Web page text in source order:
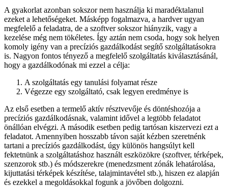
A gyakorlat azonban sokszor nem használja ki maradéktalanul
ezeket a lehetőségeket. Másképp fogalmazva, a hardver ugyan
megfelelő a feladatra, de a szoftver sokszor hiányzik, vagy a
kezelése még nem tökéletes. Így aztán nem csoda, hogy sok helyen
komoly igény van a precíziós gazdálkodást segítő szolgáltatásokra
is. Nagyon fontos tényező a megfelelő szolgáltatás kiválasztásánál,
hogy a gazdálkodónak mi ezzel a célja:
A szolgáltatás egy tanulási folyamat része
Végezze egy szolgáltató, csak legyen eredménye is
Az első esetben a termelő aktív résztvevője és döntéshozója a
precíziós gazdálkodásnak, valamint idővel a legtöbb feladatot
önállóan elvégzi. A második esetben pedig tartósan kiszervezi ezt a
feladatot. Amennyiben hosszabb távon saját kézben szeretnénk
tartani a precíziós gazdálkodást, úgy különös hangsúlyt kell
fektetnünk a szolgáltatáshoz használt eszközökre (szoftver, térképek,
szenzorok stb.) és módszerekre (menedzsment zónák lehatárolása,
kijuttatási térképek készítése, talajmintavétel stb.), hiszen ez alapján
és ezekkel a megoldásokkal fogunk a jövőben dolgozni.